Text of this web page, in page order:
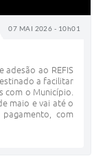
07 MAI 2026 - 10h01
ao REFIS
a facilitar
com o Município.
maio e vai até o
com